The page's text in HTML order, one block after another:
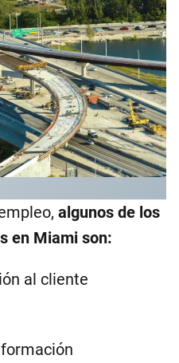
algunos de los
en Miami son:
al cliente